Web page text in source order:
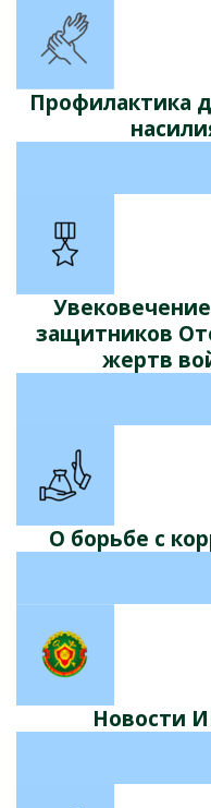
Профилактика
защитников
жертв
О борьбе с
Новости